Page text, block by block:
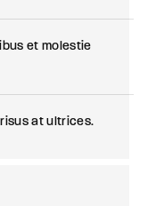
et molestie
at ultrices.